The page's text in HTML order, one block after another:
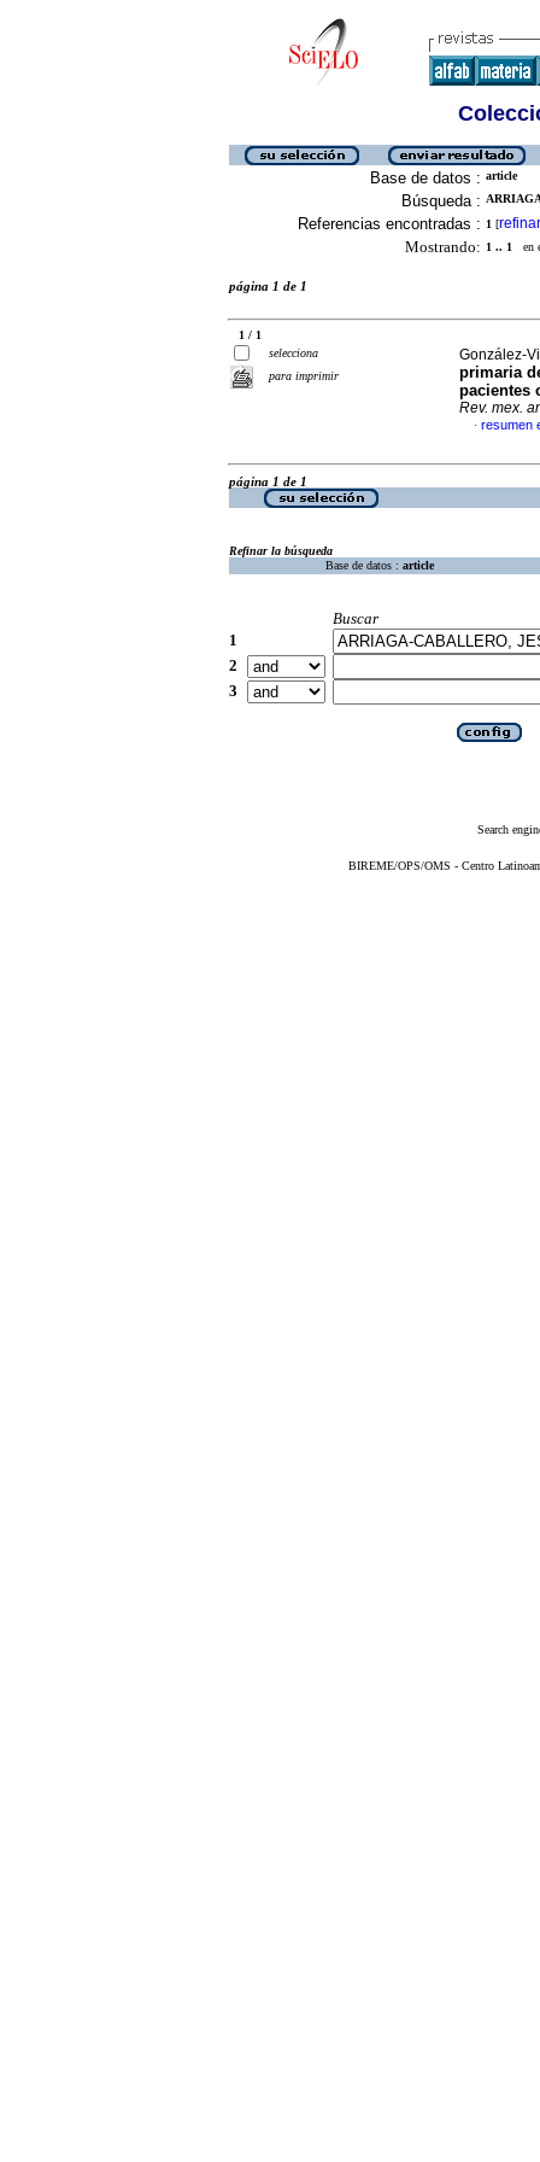
Base de datos : article
Búsqueda :
Referencias encontradas : 1 [refinar
Mostrando: 1 .. 1 en
página 1 de 1
1 / 1
selecciona
para imprimir
González-
primaria
pacientes
Rev. mex.
· resumen
página 1 de 1
Refinar la búsqueda
Base de datos : article
Buscar
1
2
3
Search
BIREME/OPS/OMS - Centro